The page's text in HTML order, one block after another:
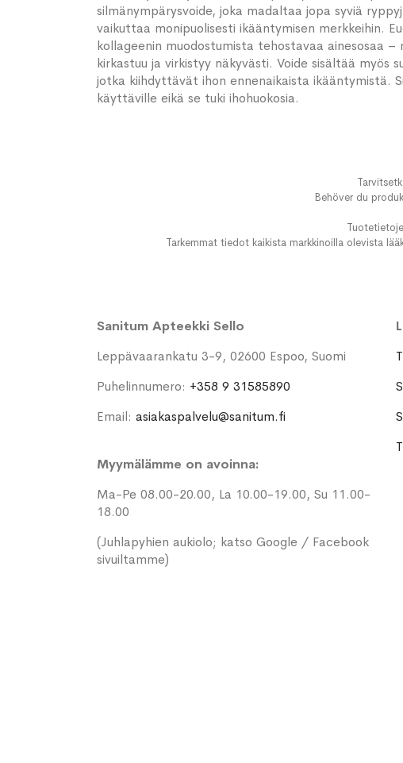
silmänympärysvoide, joka madaltaa jopa syviä
vaikuttaa monipuolisesti ikääntymisen merkkeihin.
kollageenin muodostumista tehostavaa ainesosaa
kirkastuu ja virkistyy näkyvästi. Voide sisältää
jotka kiihdyttävät ihon ennenaikaista ikääntymistä.
käyttäville eikä se tuki ihohuokosia.
Behöver du
Tarkemmat tiedot kaikista markkinoilla olevista
Sanitum Apteekki Sello
Leppävaarankatu 3-9, 02600 Espoo, Suomi
Puhelinnumero: +358 9 31585890
Email: asiakaspalvelu@sanitum.fi
Myymälämme on avoinna:
Ma-Pe 08.00-20.00, La 10.00-19.00, Su 11.00-
18.00
(Juhlapyhien aukiolo; katso Google / Facebook
sivuiltamme)